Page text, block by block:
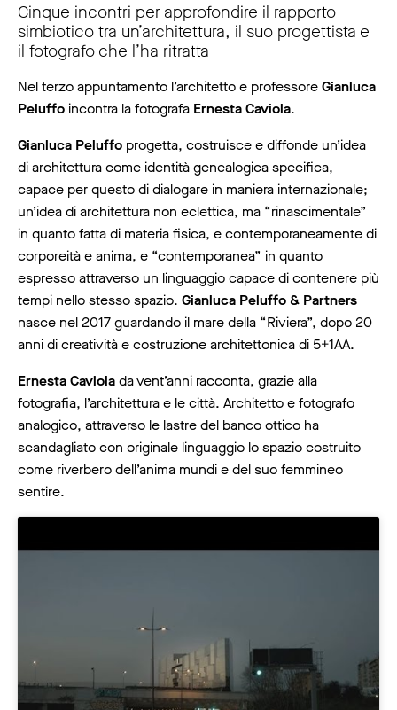
Cinque incontri per approfondire il rapporto
simbiotico tra un’architettura, il suo progettista e
il fotografo che l’ha ritratta
Nel terzo appuntamento l’architetto e professoreGianluca
Peluffo incontra la fotografa Ernesta Caviola.
Gianluca Peluffo progetta, costruisce e diffonde un’idea
di architettura come identità genealogica specifica,
capace per questo di dialogare in maniera internazionale;
un’idea di architettura non eclettica, ma “rinascimentale”
in quanto fatta di materia fisica, e contemporaneamente di
corporeità e anima, e “contemporanea” in quanto
espresso attraverso un linguaggio capace di contenere più
tempi nello stesso spazio. Gianluca Peluffo & Partners
nasce nel 2017 guardando il mare della “Riviera”, dopo 20
anni di creatività e costruzione architettonica di 5+1AA.
Ernesta Caviolada vent’anni racconta, grazie alla
fotografia, l’architettura e le città. Architetto e fotografo
analogico, attraverso le lastre del banco ottico ha
scandagliato con originale linguaggio lo spazio costruito
come riverbero dell’anima mundi e del suo femmineo
sentire.